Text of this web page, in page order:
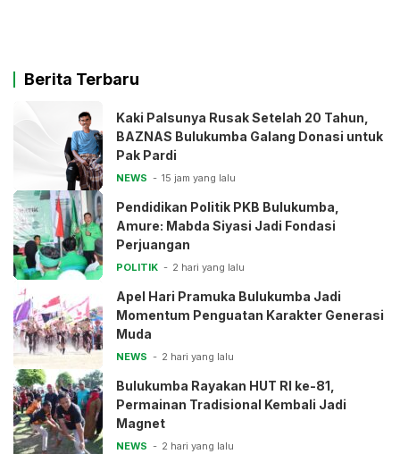
Berita Terbaru
Kaki Palsunya Rusak Setelah 20 Tahun,
BAZNAS Bulukumba Galang Donasi untuk
Pak Pardi
NEWS 15 jam yang lalu
Pendidikan Politik PKB Bulukumba,
Amure: Mabda Siyasi Jadi Fondasi
Perjuangan
POLITIK 2 hari yang lalu
Apel Hari Pramuka Bulukumba Jadi
Momentum Penguatan Karakter Generasi
Muda
NEWS 2 hari yang lalu
Bulukumba Rayakan HUT RI ke-81,
Permainan Tradisional Kembali Jadi
Magnet
NEWS 2 hari yang lalu